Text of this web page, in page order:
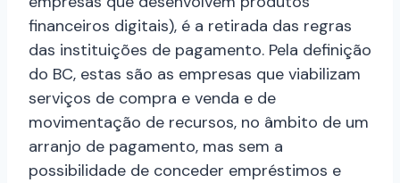
financeiros digitais), é a retirada das regras
das instituições de pagamento. Pela definição
do BC, estas são as empresas que viabilizam
serviços de compra e venda e de
movimentação de recursos, no âmbito de um
arranjo de pagamento, mas sem a
possibilidade de conceder empréstimos e